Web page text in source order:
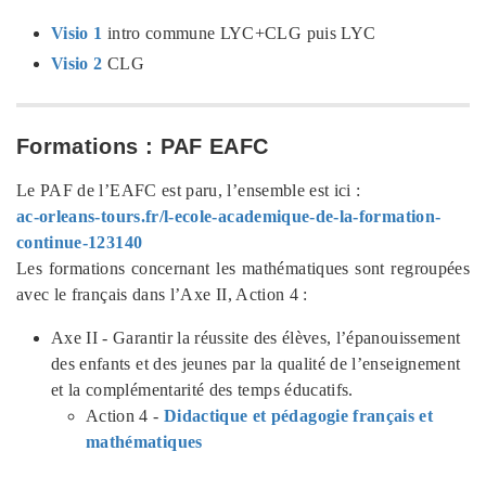
Visio 1 intro commune LYC+CLG puis LYC
Visio 2 CLG
Formations : PAF EAFC
Le PAF de l’EAFC est paru, l’ensemble est ici :
ac-orleans-tours.fr/l-ecole-academique-de-la-formation-
continue-123140
Les formations concernant les mathématiques sont regroupées
avec le français dans l’Axe II, Action 4 :
Axe II - Garantir la réussite des élèves, l’épanouissement
des enfants et des jeunes par la qualité de l’enseignement
et la complémentarité des temps éducatifs.
Action 4 - Didactique et pédagogie français et
mathématiques